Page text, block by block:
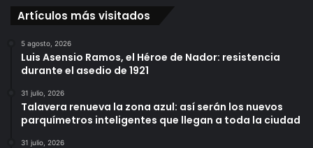
Artículos más visitados
5 agosto, 2026
Luis Asensio Ramos, el Héroe de Nador: resistencia
durante el asedio de 1921
31 julio, 2026
Talavera renueva la zona azul: así serán los nuevos
parquímetros inteligentes que llegan a toda la ciudad
31 julio, 2026